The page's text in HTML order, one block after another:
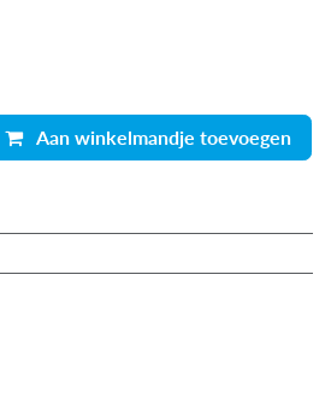
Aan winkelmandje toevoegen